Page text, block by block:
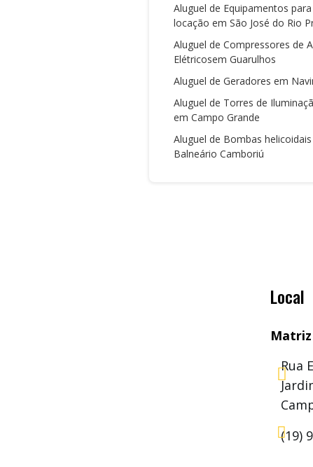
Aluguel de Equipamentos para
locação em São José do Rio
Aluguel de Compressores de
Elétricosem Guarulhos
Aluguel de Geradores em
Aluguel de Torres de
em Campo Grande
Aluguel de Bombas
Balneário Camboriú
Local
Matriz

Rua
(19)